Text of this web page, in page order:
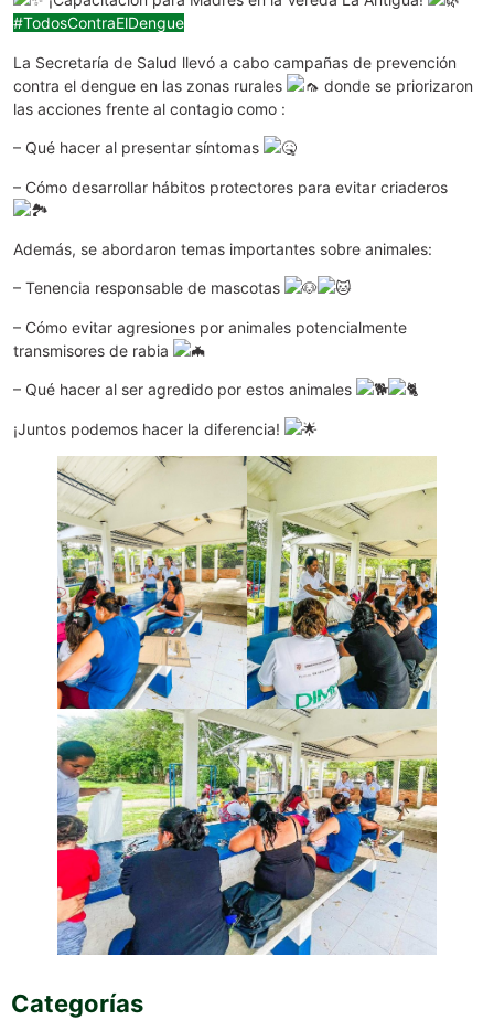
#TodosContraElDengue
La Secretaría de Salud llevó a cabo campañas de prevención
contra el dengue en las zonas rurales
donde se priorizaron
las acciones frente al contagio como :
– Qué hacer al presentar síntomas
– Cómo desarrollar hábitos protectores para evitar criaderos
Además, se abordaron temas importantes sobre animales:
– Tenencia responsable de mascotas
– Cómo evitar agresiones por animales potencialmente
transmisores de rabia
– Qué hacer al ser agredido por estos animales
¡Juntos podemos hacer la diferencia!
Categorías